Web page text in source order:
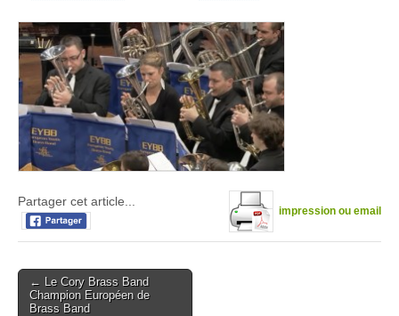
impression ou email
Partager cet article...
Post
navigation
← Le Cory Brass Band
Champion Européen de
Brass Band